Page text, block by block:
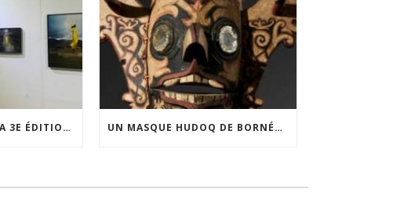
FINANCEMENT DE LA 3E ÉDITION DE L’EXPOSITION DU PRIX POUR LA PHOTOGRAPHIE PAR LE CERCLE POUR LA PHOTOGRAPHIE ET L’ART CONTEMPORAIN UN MASQUE HUDOQ DE BORNÉO ACQUIS GRÂCE AU SOUTIEN DU CERCLE LÉVI-STRAUSS